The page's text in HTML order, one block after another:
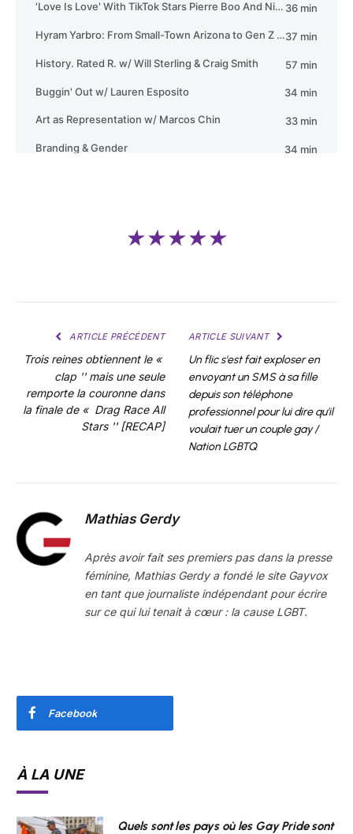
★★★★★
ARTICLE PRÉCÉDENT
Trois reines obtiennent le «
clap '' mais une seule
remporte la couronne dans
la finale de « Drag Race All
Stars '' [RECAP]
ARTICLE SUIVANT
Un flic s'est fait exploser en
envoyant un SMS à sa fille
depuis son téléphone
professionnel pour lui dire qu'il
voulait tuer un couple gay /
Nation LGBTQ
Mathias Gerdy
Après avoir fait ses premiers pas dans la presse
féminine, Mathias Gerdy a fondé le site Gayvox
en tant que journaliste indépendant pour écrire
sur ce qui lui tenait à cœur : la cause LGBT.
Facebook
À LA UNE
Quels sont les pays où les Gay Pride sont